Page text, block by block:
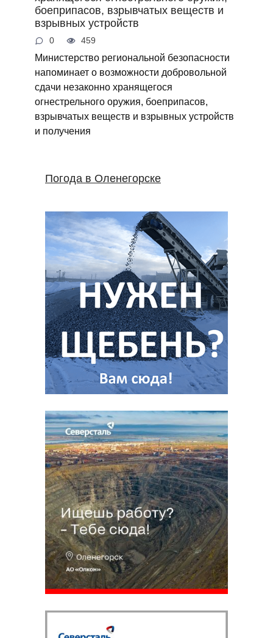
боеприпасов, взрывчатых веществ и
взрывных устройств
0 459
Министерство региональной безопасности
напоминает о возможности добровольной
сдачи незаконно хранящегося
огнестрельного оружия, боеприпасов,
взрывчатых веществ и взрывных устройств
и получения
Погода в Оленегорске